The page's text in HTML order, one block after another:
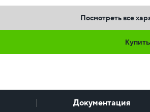
Посмотреть все
Купить
Документация